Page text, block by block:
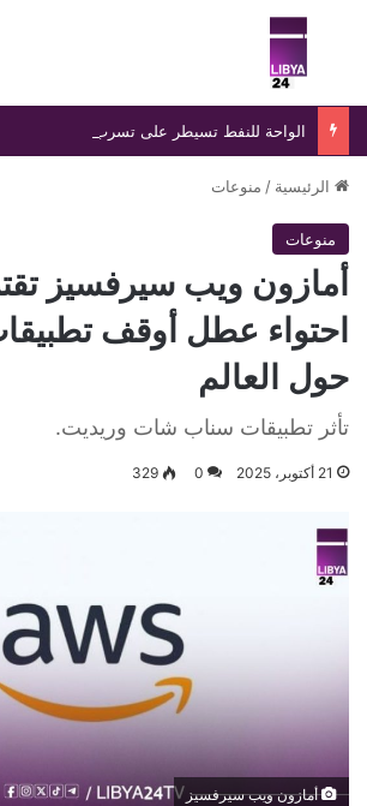
بحث عن
الرئيسية / منوعات
منوعات
أمازون ويب سيرفسيز
احتواء عطل أوقف
حول العالم
تأثر تطبيقات سناب شات وريديت.
21 أكتوبر، 2025 0
329
أمازون ويب سيرفسيز